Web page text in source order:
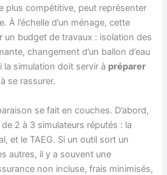
plus compétitive, peut représenter
À l’échelle d’un ménage, cette
un budget de travaux : isolation des
changement d’un ballon d’eau
la simulation doit servir à préparer
se rassurer.
se fait en couches. D’abord,
2 à 3 simulateurs réputés : la
et le TAEG. Si un outil sort un
autres, il y a souvent une
non incluse, frais minimisés,